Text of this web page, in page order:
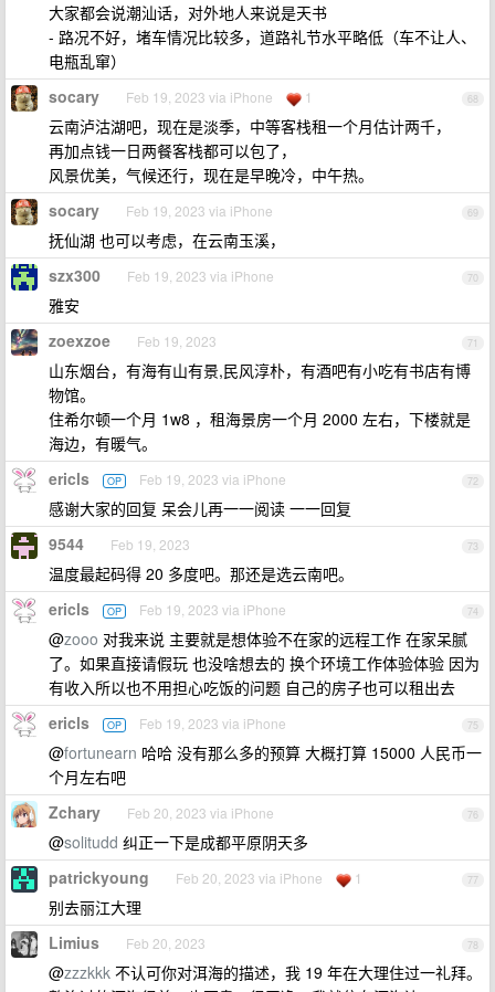
大家都会说潮汕话，对外地人来说是天书
- 路况不好，堵车情况比较多，道路礼节水平略低（车不让人、
电瓶乱窜）
68
socary Feb 19, 2023 via iPhone 1
云南泸沽湖吧，现在是淡季，中等客栈租一个月估计两千，
再加点钱一日两餐客栈都可以包了，
风景优美，气候还行，现在是早晚冷，中午热。
69
socary Feb 19, 2023 via iPhone
抚仙湖 也可以考虑，在云南玉溪，
70
szx300 Feb 19, 2023 via iPhone
雅安
71
zoexzoe Feb 19, 2023
山东烟台，有海有山有景,民风淳朴，有酒吧有小吃有书店有博
物馆。
住希尔顿一个月 1w8 ，租海景房一个月 2000 左右，下楼就是
海边，有暖气。
72
ericls OP Feb 19, 2023 via iPhone
感谢大家的回复 呆会儿再一一阅读 一一回复
73
9544 Feb 19, 2023
温度最起码得 20 多度吧。那还是选云南吧。
74
ericls OP Feb 19, 2023 via iPhone
@zooo 对我来说 主要就是想体验不在家的远程工作 在家呆腻
了。如果直接请假玩 也没啥想去的 换个环境工作体验体验 因为
有收入所以也不用担心吃饭的问题 自己的房子也可以租出去
75
ericls OP Feb 19, 2023 via iPhone
@fortunearn 哈哈 没有那么多的预算 大概打算 15000 人民币一
个月左右吧
76
Zchary Feb 20, 2023 via iPhone
@solitudd 纠正一下是成都平原阴天多
77
patrickyoung Feb 20, 2023 via iPhone 1
别去丽江大理
78
Limius Feb 20, 2023
@zzzkkk 不认可你对洱海的描述，我 19 年在大理住过一礼拜。